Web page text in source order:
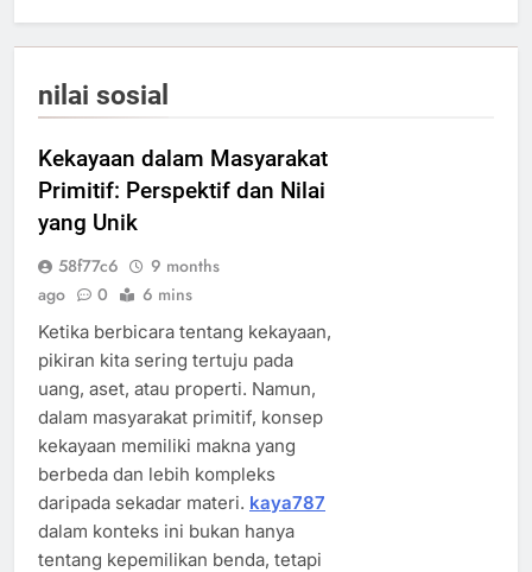
nilai sosial
Kekayaan dalam Masyarakat
Primitif: Perspektif dan Nilai
yang Unik
58f77c6
9 months
ago
0 6 mins
Ketika berbicara tentang kekayaan,
pikiran kita sering tertuju pada
uang, aset, atau properti. Namun,
dalam masyarakat primitif, konsep
kekayaan memiliki makna yang
berbeda dan lebih kompleks
daripada sekadar materi. kaya787
dalam konteks ini bukan hanya
tentang kepemilikan benda, tetapi